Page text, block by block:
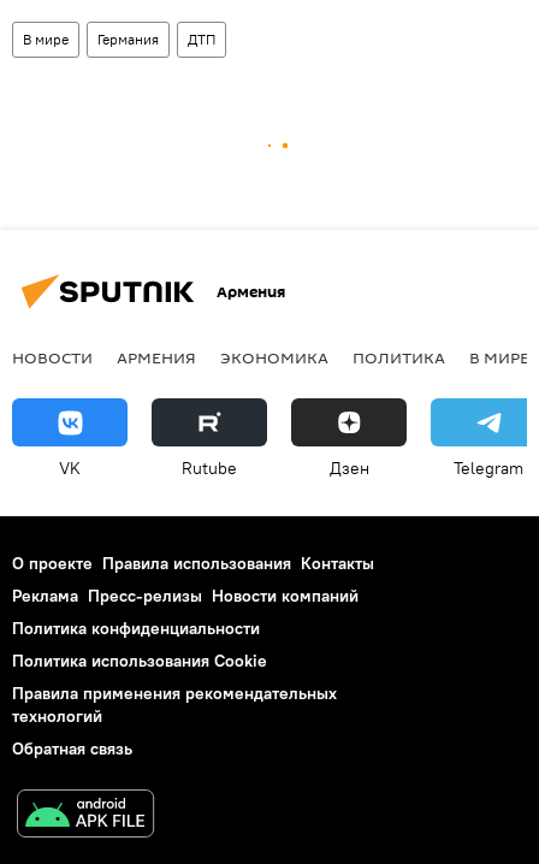
В мире Германия ДТП
Армения
НОВОСТИ АРМЕНИЯ ЭКОНОМИКА ПОЛИТИКА В МИРЕ
VK Rutube Дзен Telegram
О проекте Правила использования Контакты
Реклама Пресс-релизы Новости компаний
Политика конфиденциальности
Политика использования Cookie
Правила применения рекомендательных
технологий
Обратная связь